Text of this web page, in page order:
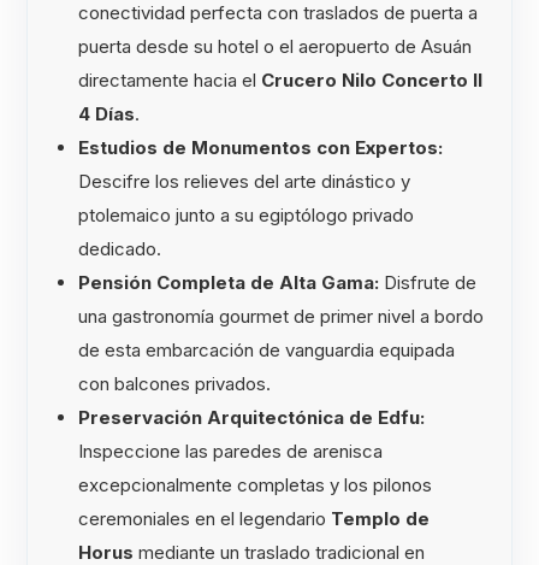
conectividad perfecta con traslados de puerta a
puerta desde su hotel o el aeropuerto de Asuán
directamente hacia el Crucero Nilo Concerto II
4 Días.
Estudios de Monumentos con Expertos:
Descifre los relieves del arte dinástico y
ptolemaico junto a su egiptólogo privado
dedicado.
Pensión Completa de Alta Gama: Disfrute de
una gastronomía gourmet de primer nivel a bordo
de esta embarcación de vanguardia equipada
con balcones privados.
Preservación Arquitectónica de Edfu:
Inspeccione las paredes de arenisca
excepcionalmente completas y los pilonos
ceremoniales en el legendario Templo de
Horus mediante un traslado tradicional en